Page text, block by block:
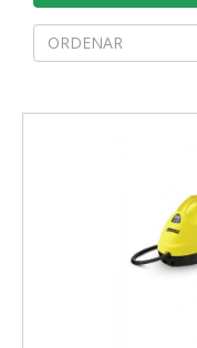
ORDENAR